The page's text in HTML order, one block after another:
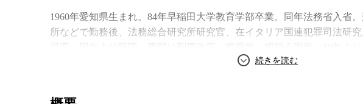
1960年愛知県生まれ。84年早稲田大学教育学部卒業。同年法務省入省
所などで勤務後、法務総合研究所研究官、在イタリア国連犯罪司法研
ンター長を兼務。著書に『エビデンスから考える現代の「罪と罰」』